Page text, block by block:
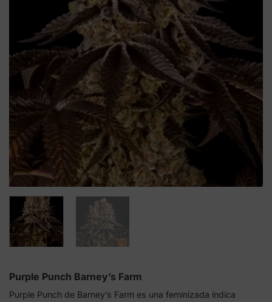
Purple Punch Barney’s Farm
Purple Punch de Barney’s Farm es una feminizada índica